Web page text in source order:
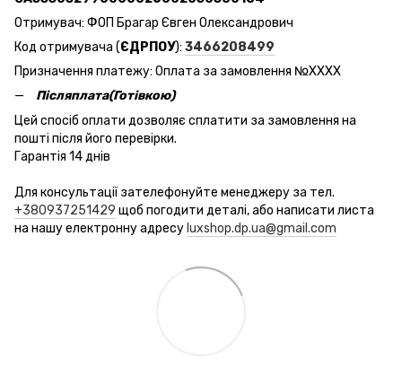
Отримувач: ФОП Брагар Євген Олександрович
Код отримувача (ЄДРПОУ): 3466208499
Призначення платежу: Оплата за замовлення №ХХХХ
Післяплата(Готівкою)
Цей спосіб оплати дозволяє сплатити за замовлення на
пошті після його перевірки.
Гарантія 14 днів
Для консультації зателефонуйте менеджеру за тел.
+380937251429 щоб погодити деталі, або написати листа
на нашу електронну адресу luxshop.dp.ua@gmail.com